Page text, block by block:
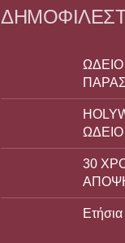
30